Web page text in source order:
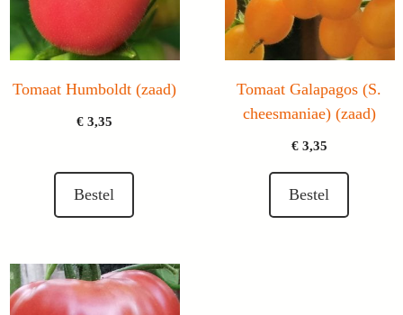
Tomaat Humboldt (zaad)
€3,35
Bestel
Tomaat Galapagos (S.
cheesmaniae) (zaad)
€3,35
Bestel